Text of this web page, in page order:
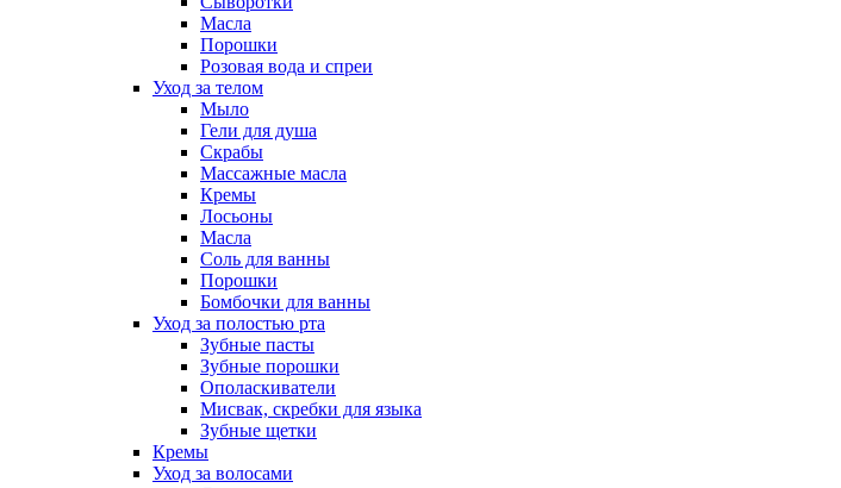
Масла
Порошки
Розовая вода и спреи
Уход за телом
Мыло
Гели для душа
Скрабы
Массажные масла
Кремы
Лосьоны
Масла
Соль для ванны
Порошки
Бомбочки для ванны
Уход за полостью рта
Зубные пасты
Зубные порошки
Ополаскиватели
Мисвак, скребки для языка
Зубные щетки
Кремы
Уход за волосами